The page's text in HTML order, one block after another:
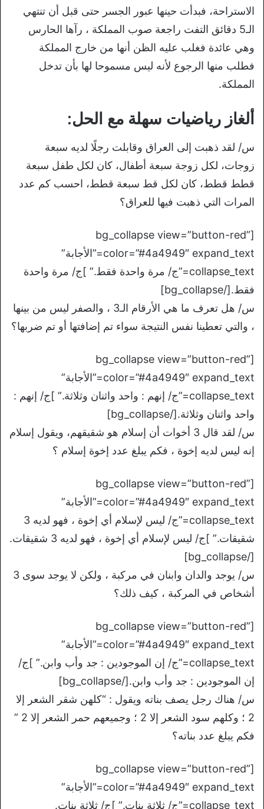
الاستراحة، فبدأت حينها عبور الجسر حتى قبل أن تنتهي
الـ5 دقائق التفت راجعة صوب المملكة ، رآها الحارس
وهي عائدة فغلب عليه الظن أنها من خارج المملكة
فطلب منها الرجوع لأنه ليس مسموحا لها بأن تدخل
المملكة.
ألغاز رياضيات سهلة مع الحل:
س/ لقد ذهبت إلى العراق وقابلت رجلًا لديه سبعة
زوجات، لكل زوجة سبعة أطفال، كان لكل طفل سبعة
قطط قطط، كان لكل قط سبعة قطط، احسب كم عدد
المرات التي ذهبت فيها للعراق؟
[bg_collapse view=”button-red”
color=”#4a4949″ expand_text=”الأجابة”
collapse_text=”ج/ مرة واحدة فقط.” ]ج/ مرة واحدة
فقط.[/bg_collapse]
س/ هل تعرف ما هي الأرقام الـ3 ، والصفر ليس من بينها
، والتي تعطينا نفس النتيجة سواء تم إضافتها أو تم ضربها؟
[bg_collapse view=”button-red”
color=”#4a4949″ expand_text=”الأجابة”
collapse_text=”ج/ إنهم : واحد واثنان وثلاثة.” ]ج/ إنهم :
واحد واثنان وثلاثة.[/bg_collapse]
س/ لقد قال 3 أخوات أن إسلام هو شقيقهم، ويقول إسلام
إنه ليس لديه إخوة ، فكم يبلغ عدد إخوة إسلام ؟
[bg_collapse view=”button-red”
color=”#4a4949″ expand_text=”الأجابة”
collapse_text=”ج/ ليس لإسلام أي إخوة ، فهو لديه 3
شقيقات.” ]ج/ ليس لإسلام أي إخوة ، فهو لديه 3 شقيقات.
[/bg_collapse]
س/ يوجد والدان وابنان في مركبة ، ولكن لا يوجد سوى 3
أشخاص في المركبة ، كيف ذلك؟
[bg_collapse view=”button-red”
color=”#4a4949″ expand_text=”الأجابة”
collapse_text=”ج/ إن الموجودين : جد وأب وابن.” ]ج/
إن الموجودين : جد وأب وابن.[/bg_collapse]
س/ هناك رجل يصف بناته ويقول : “كلهن شقر الشعر إلا
2 ؛ وكلهم سود الشعر إلا 2 ؛ وجميعهم حمر الشعر إلا 2 ”
فكم يبلغ عدد بناته؟
[bg_collapse view=”button-red”
color=”#4a4949″ expand_text=”الأجابة”
collapse_text=”ج/ ثلاثة بنات.” ]ج/ ثلاثة بنات.